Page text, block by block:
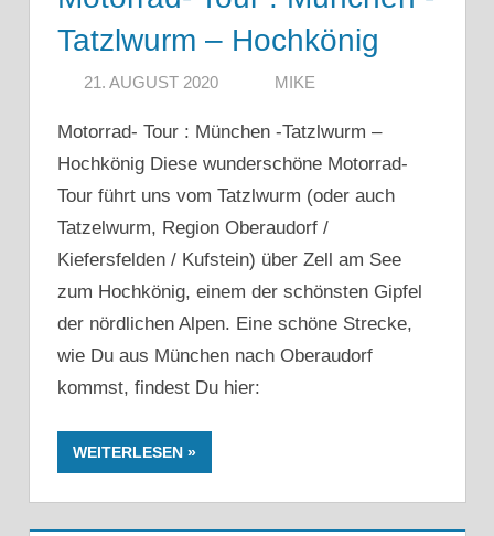
Tatzlwurm – Hochkönig
21. AUGUST 2020 MIKE
Motorrad- Tour : München -Tatzlwurm –
Hochkönig Diese wunderschöne Motorrad-
Tour führt uns vom Tatzlwurm (oder auch
Tatzelwurm, Region Oberaudorf /
Kiefersfelden / Kufstein) über Zell am See
zum Hochkönig, einem der schönsten Gipfel
der nördlichen Alpen. Eine schöne Strecke,
wie Du aus München nach Oberaudorf
kommst, findest Du hier:
WEITERLESEN